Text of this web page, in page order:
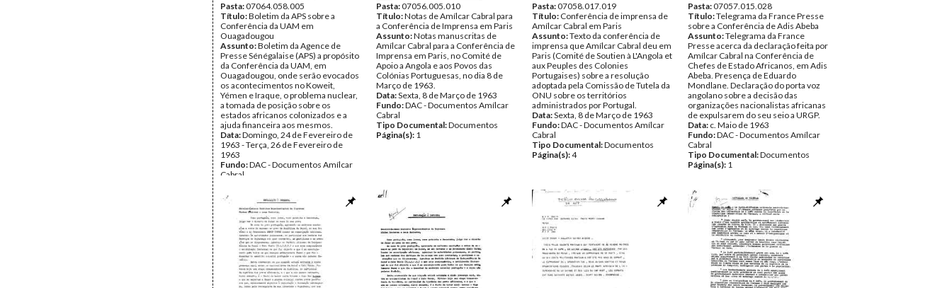
Pasta:07064.058.005
Título:Boletim da APS sobre a
Conferência da UAM em
Ouagadougou
Assunto:Boletim da Agence de
Presse Sénégalaise (APS) a propósito
da Conferência da UAM, em
Ouagadougou, onde serão evocados
os acontecimentos no Koweit,
Yémen e Iraque, o problema nuclear,
a tomada de posição sobre os
estados africanos colonizados e a
ajuda financeira aos mesmos.
Data:Domingo, 24 de Fevereiro de
1963 - Terça, 26 de Fevereiro de
1963
Fundo:DAC - Documentos Amílcar
Cabral
Página(s):
Pasta:07056.005.010
Título:Notas de Amílcar Cabral para
a Conferência de Imprensa em Paris
Assunto:Notas manuscritas de
Amílcar Cabral para a Conferência de
Imprensa em Paris, no Comité de
Apoio a Angola e aos Povos das
Colónias Portuguesas, no dia 8 de
Março de 1963.
Data:Sexta, 8 de Março de 1963
Fundo:DAC - Documentos Amílcar
Cabral
Tipo Documental:Documentos
Página(s): 1
Pasta:07058.017.019
Título: Conferência de imprensa de
Amílcar Cabral em Paris
Assunto:Texto da conferência de
imprensa que Amílcar Cabral deu em
Paris (Comité de Soutien à L'Angola et
aux Peuples des Colonies
Portugaises) sobre a resolução
adoptada pela Comissão de Tutela da
ONU sobre os territórios
administrados por Portugal.
Data:Sexta, 8 de Março de 1963
Fundo:DAC - Documentos Amílcar
Cabral
Tipo Documental:Documentos
Página(s):4
Pasta:07057.015.028
Título:Telegrama da France Presse
sobre a Conferência de Adis Abeba
Assunto:Telegrama da France
Presse acerca da declaração feita por
Amílcar Cabral na Conferência de
Chefes de Estado Africanos, em Adis
Abeba. Presença de Eduardo
Mondlane. Declaração do porta voz
angolano sobre a decisão das
organizações nacionalistas africanas
de expulsarem do seu seio a URGP.
Data: c. Maio de 1963
Fundo:DAC - Documentos Amílcar
Cabral
Tipo Documental:Documentos
Página(s): 1